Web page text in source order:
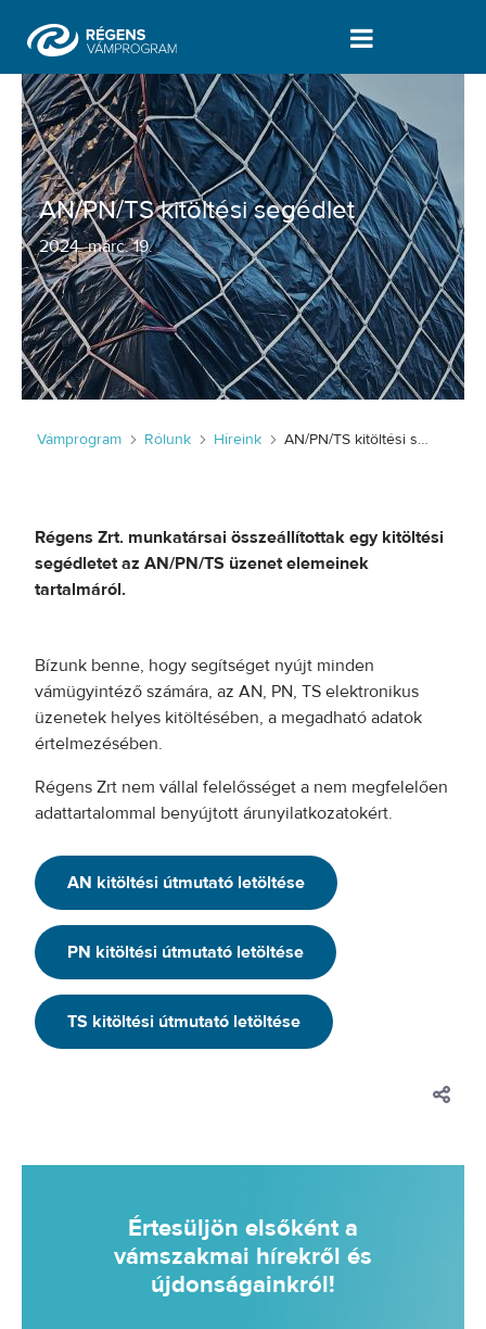
AN/PN/TS kitöltési segédlet -
Vámprogram Rólunk Híreink AN/PN/TS kitöltési segédlet
AN/PN/TS kitöltési segédlet
2024.márc. 19.
Régens Zrt. munkatársai összeállítottak egy kitöltési
segédletet az AN/PN/TS üzenet elemeinek
tartalmáról.
Bízunk benne, hogy segítséget nyújt minden
vámügyintéző számára, az AN, PN, TS elektronikus
üzenetek helyes kitöltésében, a megadható adatok
értelmezésében.
Régens Zrt nem vállal felelősséget a nem megfelelően
adattartalommal benyújtott árunyilatkozatokért.
AN kitöltési útmutató letöltése
PN kitöltési útmutató letöltése
TS kitöltési útmutató letöltése
Értesüljön elsőként a
vámszakmai hírekről és
újdonságainkról!